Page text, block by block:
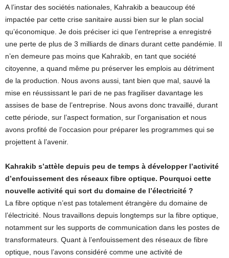
A l’instar des sociétés nationales, Kahrakib a beaucoup été
impactée par cette crise sanitaire aussi bien sur le plan social
qu’économique. Je dois préciser ici que l’entreprise a enregistré
une perte de plus de 3 milliards de dinars durant cette pandémie. Il
n’en demeure pas moins que Kahrakib, en tant que société
citoyenne, a quand même pu préserver les emplois au détriment
de la production. Nous avons aussi, tant bien que mal, sauvé la
mise en réussissant le pari de ne pas fragiliser davantage les
assises de base de l’entreprise. Nous avons donc travaillé, durant
cette période, sur l’aspect formation, sur l’organisation et nous
avons profité de l’occasion pour préparer les programmes qui se
projettent à l’avenir.
Kahrakib s’attèle depuis peu de temps à développer l’activité
d’enfouissement des réseaux fibre optique. Pourquoi cette
nouvelle activité qui sort du domaine de l’électricité ?
La fibre optique n’est pas totalement étrangère du domaine de
l’électricité. Nous travaillons depuis longtemps sur la fibre optique,
notamment sur les supports de communication dans les postes de
transformateurs. Quant à l’enfouissement des réseaux de fibre
optique, nous l’avons considéré comme une activité de